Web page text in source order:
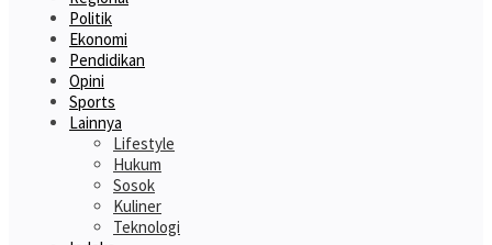
Politik
Ekonomi
Pendidikan
Opini
Sports
Lainnya
Lifestyle
Hukum
Sosok
Kuliner
Teknologi